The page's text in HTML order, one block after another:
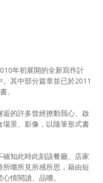
年初展開的全新寫作計
其中部分篇章並已於2011
。
的許多曾經撩動我心、啟
景、影像，以隨筆形式書
知此時此刻該餐廳、店家
嚐所見所感所思，藉由短
情閱讀、品嚐。